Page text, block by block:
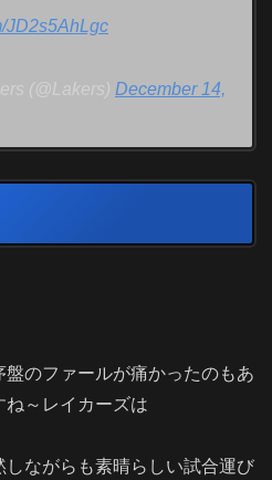
JD2s5AhLgc
(@Lakers) December 14,
のファールが痛かったのもあ
ね～レイカーズは
ながらも素晴らしい試合運び